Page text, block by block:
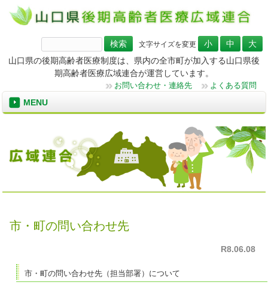
文字サイズを変更
検
索:
山口県の後期高齢者医療制度は、県内の全市町が加入する山口県後
期高齢者医療広域連合が運営しています。
お問い合わせ・連絡先 よくある質問
MENU
市・町の問い合わせ先
R8.06.08
市・町の問い合わせ先（担当部署）について